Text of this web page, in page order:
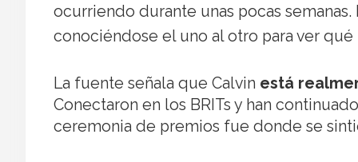
ocurriendo durante unas pocas
conociéndose el uno al otro para ver qué
La fuente señala que Calvin está
Conectaron en los BRITs y han
ceremonia de premios fue donde se